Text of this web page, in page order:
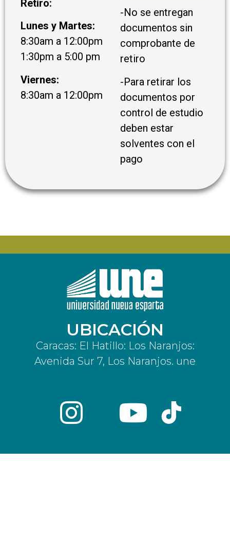
Retiro:
Lunes y Martes:
8:30am a 12:00pm
1:30pm a 5:00 pm
Viernes:
8:30am a 12:00pm
-No se entregan
documentos sin
comprobante de
retiro
-Para retirar los
documentos por
control de estudio
deben estar
solventes con el
pago
UBICACIÓN
Caracas: El Hatillo: Los Naranjos:
Avenida Sur 7, Los Naranjos. une